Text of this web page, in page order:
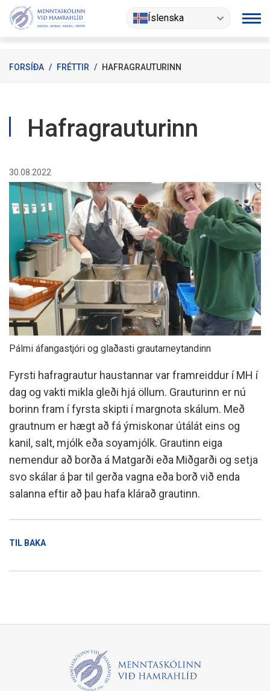
Fara
Íslenska
FORSÍÐA / FRÉTTIR / HAFRAGRAUTURINN
Hafragrauturinn
30.08.2022
Pálmi áfangastjóri og glaðasti grautarneytandinn
Fyrsti hafragrautur haustannar var framreiddur í MH í
dag og vakti mikla gleði hjá öllum. Grauturinn er nú
borinn fram í fyrsta skipti í margnota skálum. Með
grautnum er hægt að fá ýmiskonar útálát eins og
kanil, salt, mjólk eða soyamjólk. Grautinn eiga
nemendur að borða á Matgarði eða Miðgarði og setja
svo skálar á þar til gerða vagna eða borð við enda
salanna eftir að þau hafa klárað grautinn.
TIL BAKA